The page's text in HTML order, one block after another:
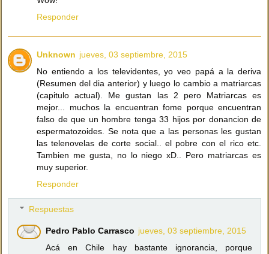
Responder
Unknown jueves, 03 septiembre, 2015
No entiendo a los televidentes, yo veo papá a la deriva
(Resumen del dia anterior) y luego lo cambio a matriarcas
(capitulo actual). Me gustan las 2 pero Matriarcas es
mejor... muchos la encuentran fome porque encuentran
falso de que un hombre tenga 33 hijos por donancion de
espermatozoides. Se nota que a las personas les gustan
las telenovelas de corte social.. el pobre con el rico etc.
Tambien me gusta, no lo niego xD.. Pero matriarcas es
muy superior.
Responder
Respuestas
Pedro Pablo Carrasco jueves, 03 septiembre, 2015
Acá en Chile hay bastante ignorancia, porque